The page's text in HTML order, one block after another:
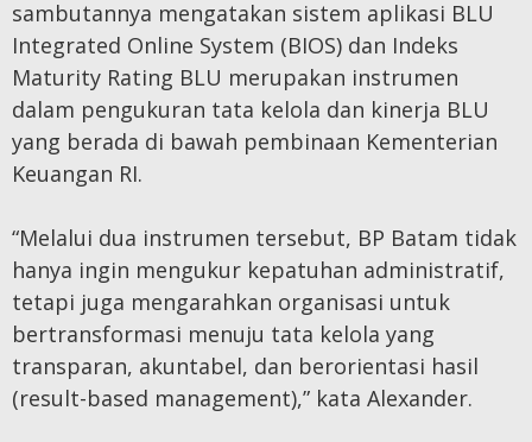
sambutannya mengatakan sistem aplikasi BLU
Integrated Online System (BIOS) dan Indeks
Maturity Rating BLU merupakan instrumen
dalam pengukuran tata kelola dan kinerja BLU
yang berada di bawah pembinaan Kementerian
Keuangan RI.
“Melalui dua instrumen tersebut, BP Batam tidak
hanya ingin mengukur kepatuhan administratif,
tetapi juga mengarahkan organisasi untuk
bertransformasi menuju tata kelola yang
transparan, akuntabel, dan berorientasi hasil
(result-based management),” kata Alexander.